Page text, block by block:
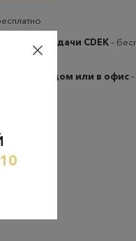
пунктов выдачи CDEK–
на дом или в офис